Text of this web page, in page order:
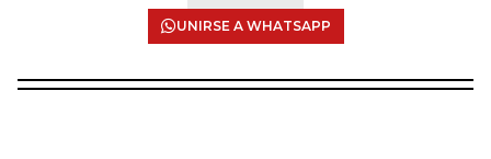
UNIRSE A WHATSAPP